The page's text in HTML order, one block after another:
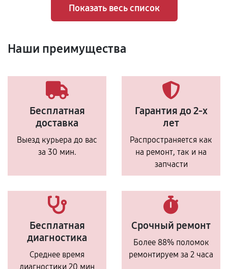
Показать весь список
Наши преимущества
Бесплатная
доставка
Выезд курьера до вас
за 30 мин.
Гарантия до 2-х
лет
Распространяется как
на ремонт, так и на
запчасти
Бесплатная
диагностика
Среднее время
диагностики 20 мин
Срочный ремонт
Более 88% поломок
ремонтируем за 2 часа